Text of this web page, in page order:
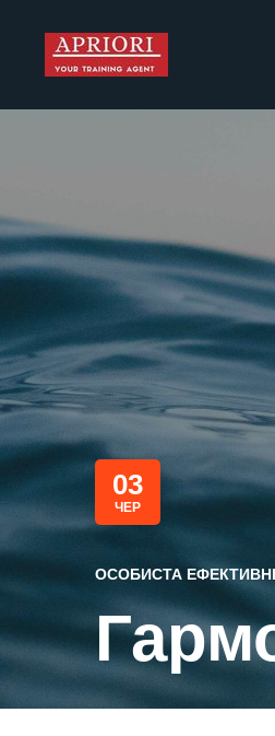
03
ЧЕР
ОСОБИСТА